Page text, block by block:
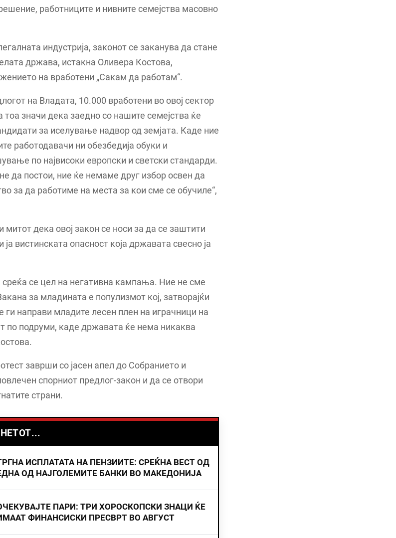
работниците и нивните семејства масовно
индустрија, законот се заканува да стане
држава, истакна Оливера Костова,
на вработени „Сакам да работам“.
на Владата, 10.000 вработени во овој сектор
тоа значи дека заедно со нашите семејства ќе
за иселување надвор од земјата. Каде ние
работодавачи ни обезбедија обуки и
по највисоки европски и светски стандарди.
да постои, ние ќе немаме друг избор освен да
за да работиме на места за кои сме се обучиле“,
митот дека овој закон се носи за да се заштити
вистинската опасност која државата свесно ја
среќа се цел на негативна кампања. Ние не сме
за младината е популизмот кој, затворајќи
ги направи младите лесен плен на играчници на
по подруми, каде државата ќе нема никаква
заврши со јасен апел до Собранието и
спорниот предлог-закон и да се отвори
страни.
ИСПЛАТАТА НА ПЕНЗИИТЕ: СРЕЌНА ВЕСТ ОД
ОД НАЈГОЛЕМИТЕ БАНКИ ВО МАКЕДОНИЈА
ПАРИ: ТРИ ХОРОСКОПСКИ ЗНАЦИ ЌЕ
ФИНАНСИСКИ ПРЕСВРТ ВО АВГУСТ